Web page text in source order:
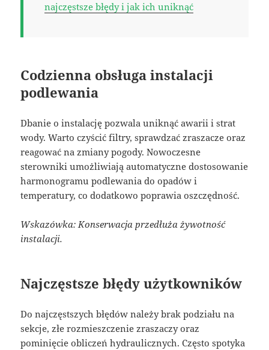
najczęstsze błędy i jak ich uniknąć
Codzienna obsługa instalacji
podlewania
Dbanie o instalację pozwala uniknąć awarii i strat
wody. Warto czyścić filtry, sprawdzać zraszacze oraz
reagować na zmiany pogody. Nowoczesne
sterowniki umożliwiają automatyczne dostosowanie
harmonogramu podlewania do opadów i
temperatury, co dodatkowo poprawia oszczędność.
Wskazówka: Konserwacja przedłuża żywotność
instalacji.
Najczęstsze błędy użytkowników
Do najczęstszych błędów należy brak podziału na
sekcje, złe rozmieszczenie zraszaczy oraz
pominięcie obliczeń hydraulicznych. Często spotyka